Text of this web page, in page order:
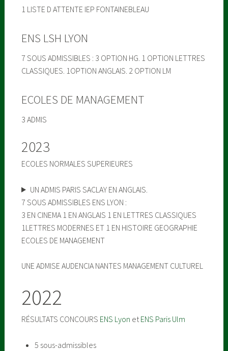
1 LISTE D ATTENTE IEP FONTAINEBLEAU
ENS LSH LYON
7 SOUS ADMISSIBLES : 3 OPTION HG. 1 OPTION LETTRES
CLASSIQUES. 1OPTION ANGLAIS. 2 OPTION LM
ECOLES DE MANAGEMENT
3 ADMIS
2023
ECOLES NORMALES SUPERIEURES
UN ADMIS PARIS SACLAY EN ANGLAIS.
7 SOUS ADMISSIBLES ENS LYON :
3 EN CINEMA 1 EN ANGLAIS 1 EN LETTRES CLASSIQUES
1LETTRES MODERNES ET 1 EN HISTOIRE GEOGRAPHIE
ECOLES DE MANAGEMENT
UNE ADMISE AUDENCIA NANTES MANAGEMENT CULTUREL
2022
RÉSULTATS CONCOURS ENS Lyon etENS Paris Ulm
5 sous-admissibles